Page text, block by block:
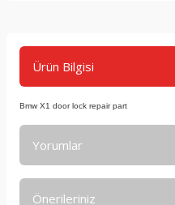
Ürün Bilgisi
Bmw X1 door lock repair part
Yorumlar
Önerileriniz